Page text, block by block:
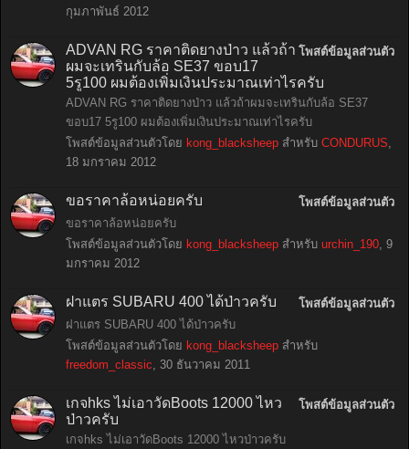
กุมภาพันธ์ 2012
โพสต์ข้อมูลส่วนตัว
ADVAN RG ราคาติดยางป่าว แล้วถ้า
ผมจะเทรินกับล้อ SE37 ขอบ17
5รู100 ผมต้องเพิ่มเงินประมาณเท่าไรครับ
ADVAN RG ราคาติดยางป่าว แล้วถ้าผมจะเทรินกับล้อ SE37
ขอบ17 5รู100 ผมต้องเพิ่มเงินประมาณเท่าไรครับ
โพสต์ข้อมูลส่วนตัวโดย kong_blacksheep สำหรับ CONDURUS,
18 มกราคม 2012
โพสต์ข้อมูลส่วนตัว
ขอราคาล้อหน่อยครับ
ขอราคาล้อหน่อยครับ
โพสต์ข้อมูลส่วนตัวโดย kong_blacksheep สำหรับ urchin_190, 9
มกราคม 2012
โพสต์ข้อมูลส่วนตัว
ฝาแตร SUBARU 400 ได้ป่าวครับ
ฝาแตร SUBARU 400 ได้ป่าวครับ
โพสต์ข้อมูลส่วนตัวโดย kong_blacksheep สำหรับ
freedom_classic, 30 ธันวาคม 2011
โพสต์ข้อมูลส่วนตัว
เกจhks ไม่เอาวัดBoots 12000 ไหว
ป่าวครับ
เกจhks ไม่เอาวัดBoots 12000 ไหวป่าวครับ